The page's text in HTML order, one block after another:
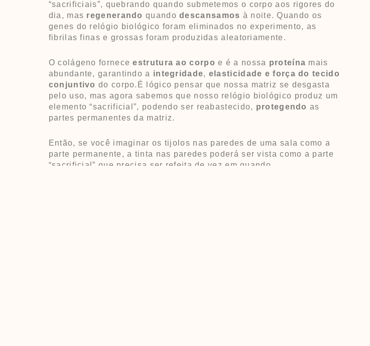
“sacrificiais”, quebrando quando submetemos o corpo aos rigores do
dia, mas regenerando quandodescansamos à noite. Quando os
genes do relógio biológico foram eliminados no experimento, as
fibrilas finas e grossas foram produzidas aleatoriamente.
O colágeno forneceestrutura ao corpo e é a nossa proteína mais
abundante, garantindo a integridade, elasticidade e força do tecido
conjuntivo do corpo.É lógico pensar que nossa matriz se desgasta
pelo uso, mas agora sabemos que nosso relógio biológico produz um
elemento “sacrificial”, podendo ser reabastecido, protegendoas
partes permanentes da matriz.
Então, se você imaginar os tijolos nas paredes de uma sala como a
parte permanente, a tinta nas paredes poderá ser vista como a parte
“sacrificial” que precisa ser refeita de vez em quando.